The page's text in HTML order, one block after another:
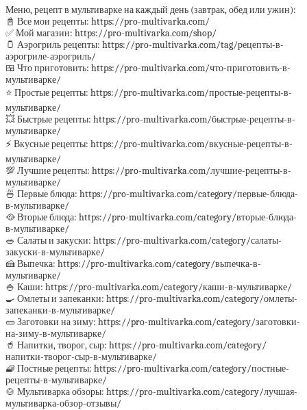
Меню, рецепт в мультиварке на каждый день (завтрак, обед или ужин):
📓 Все мои рецепты: https://pro-multivarka.com/
✅ Мой магазин: https://pro-multivarka.com/shop/
🫙 Аэрогриль рецепты: https://pro-multivarka.com/tag/рецепты-в-
аэрогриле-аэрогриль/
🍱 Что приготовить: https://pro-multivarka.com/что-приготовить-в-
мультиварке/
⭐️ Простые рецепты: https://pro-multivarka.com/простые-рецепты-в-
мультиварке/
💥 Быстрые рецепты: https://pro-multivarka.com/быстрые-рецепты-в-
мультиварке/
⚡️ Вкусные рецепты: https://pro-multivarka.com/вкусные-рецепты-в-
мультиварке/
💯 Лучшие рецепты: https://pro-multivarka.com/лучшие-рецепты-в-
мультиварке/
🍜 Первые блюда: https://pro-multivarka.com/category/первые-блюда-
в-мультиварке/
🥘 Вторые блюда: https://pro-multivarka.com/category/вторые-блюда-
в-мультиварке/
🥗 Салаты и закуски: https://pro-multivarka.com/category/салаты-
закуски-в-мультиварке/
🍰 Выпечка: https://pro-multivarka.com/category/выпечка-в-
мультиварке/
🍚 Каши: https://pro-multivarka.com/category/каши-в-мультиварке/
🍳 Омлеты и запеканки: https://pro-multivarka.com/category/омлеты-
запеканки-в-мультиварке/
🥒 Заготовки на зиму: https://pro-multivarka.com/category/заготовки-
на-зиму-в-мультиварке/
🥤 Напитки, творог, сыр: https://pro-multivarka.com/category/
напитки-творог-сыр-в-мультиварке/
🧇 Постные рецепты: https://pro-multivarka.com/category/постные-
рецепты-в-мультиварке/
🍲 Мультиварка обзоры: https://pro-multivarka.com/category/лучшая-
мультиварка-обзор-отзывы/